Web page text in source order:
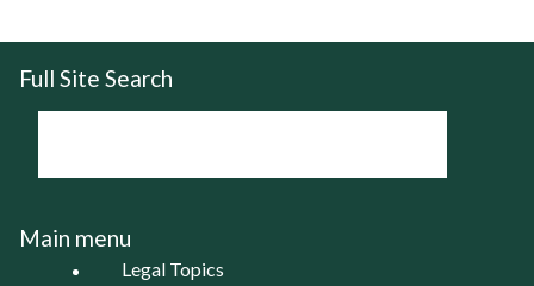
Full Site Search
Main menu
Legal Topics